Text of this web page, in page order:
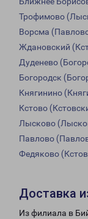
Трофимово
Ворсма
Ждановский
Дуденево
Богородск
Княгинино
Кстово
Лысково
Павлово
Федяково
Доставка
Из филиала в